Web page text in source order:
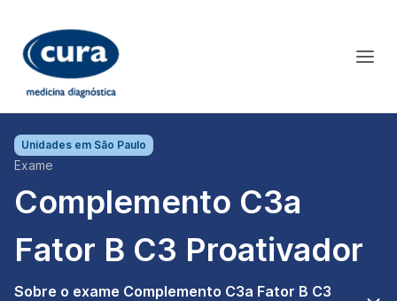
Unidades em São Paulo
Exame
Complemento C3a
Fator B C3 Proativador
Sobre o exame Complemento C3a Fator B C3